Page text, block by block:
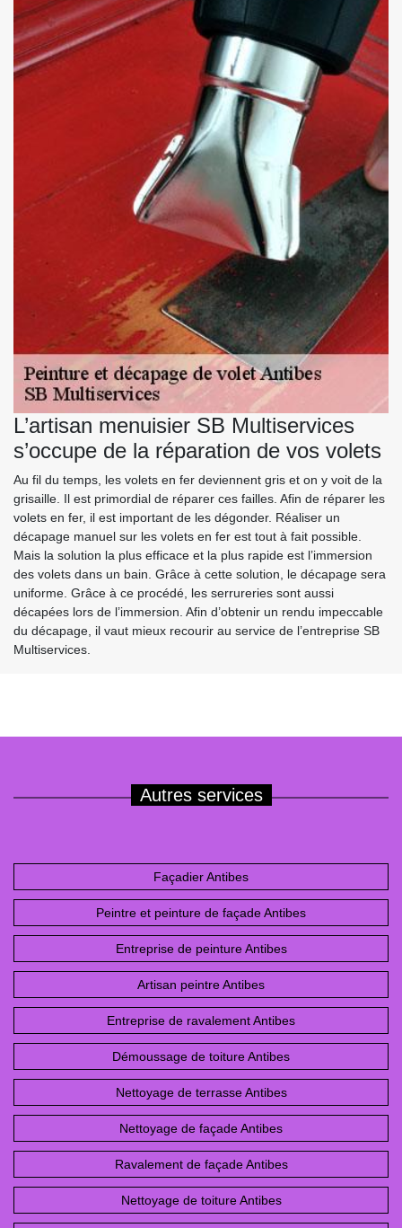
L’artisan menuisier SB Multiservices
s’occupe de la réparation de vos volets
Au fil du temps, les volets en fer deviennent gris et on y voit de la
grisaille. Il est primordial de réparer ces failles. Afin de réparer les
volets en fer, il est important de les dégonder. Réaliser un
décapage manuel sur les volets en fer est tout à fait possible.
Mais la solution la plus efficace et la plus rapide est l’immersion
des volets dans un bain. Grâce à cette solution, le décapage sera
uniforme. Grâce à ce procédé, les serrureries sont aussi
décapées lors de l’immersion. Afin d’obtenir un rendu impeccable
du décapage, il vaut mieux recourir au service de l’entreprise SB
Multiservices.
Autres services
Façadier Antibes
Peintre et peinture de façade Antibes
Entreprise de peinture Antibes
Artisan peintre Antibes
Entreprise de ravalement Antibes
Démoussage de toiture Antibes
Nettoyage de terrasse Antibes
Nettoyage de façade Antibes
Ravalement de façade Antibes
Nettoyage de toiture Antibes